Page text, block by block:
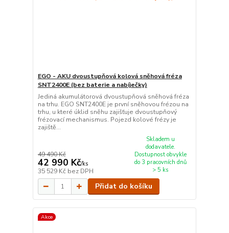
EGO - AKU dvoustupňová kolová sněhová fréza
SNT2400E (bez baterie a nabíječky)
Jediná akumulátorová dvoustupňová sněhová fréza
na trhu. EGO SNT2400E je první sněhovou frézou na
trhu, u které úklid sněhu zajišťuje dvoustupňový
frézovací mechanismus. Pojezd kolové frézy je
zajiště...
49 490 Kč
42 990 Kč/ks
35 529 Kč bez DPH
Skladem u
dodavatele.
Dostupnost obvykle
do 3 pracovních dnů
> 5 ks
Přidat do košíku
Akce